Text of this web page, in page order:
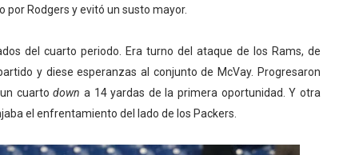
por Rodgers y evitó un susto mayor.
del cuarto periodo. Era turno del ataque de los Rams, de
y diese esperanzas al conjunto de McVay. Progresaron
un cuartodown a 14 yardas de la primera oportunidad. Y otra
el enfrentamiento del lado de los Packers.